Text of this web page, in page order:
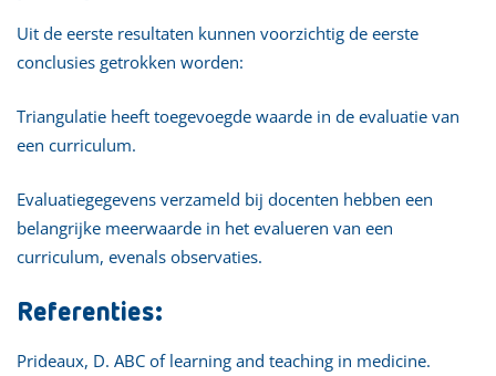
Uit de eerste resultaten kunnen voorzichtig de eerste
conclusies getrokken worden:
Triangulatie heeft toegevoegde waarde in de evaluatie van
een curriculum.
Evaluatiegegevens verzameld bij docenten hebben een
belangrijke meerwaarde in het evalueren van een
curriculum, evenals observaties.
Referenties:
Prideaux, D. ABC of learning and teaching in medicine.